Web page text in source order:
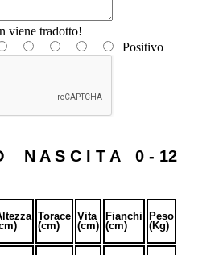
viene tradotto!
Positivo
N A S C I T A 0 - 12
Torace
(cm)
Vita
(cm)
Fianchi
(cm)
Peso
(Kg)